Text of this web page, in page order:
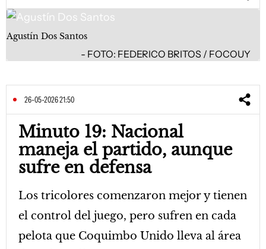
Agustín Dos Santos
FOTO: FEDERICO BRITOS / FOCOUY
26-05-2026 21:50
Minuto 19: Nacional
maneja el partido, aunque
sufre en defensa
Los tricolores comenzaron mejor y tienen
el control del juego, pero sufren en cada
pelota que Coquimbo Unido lleva al área